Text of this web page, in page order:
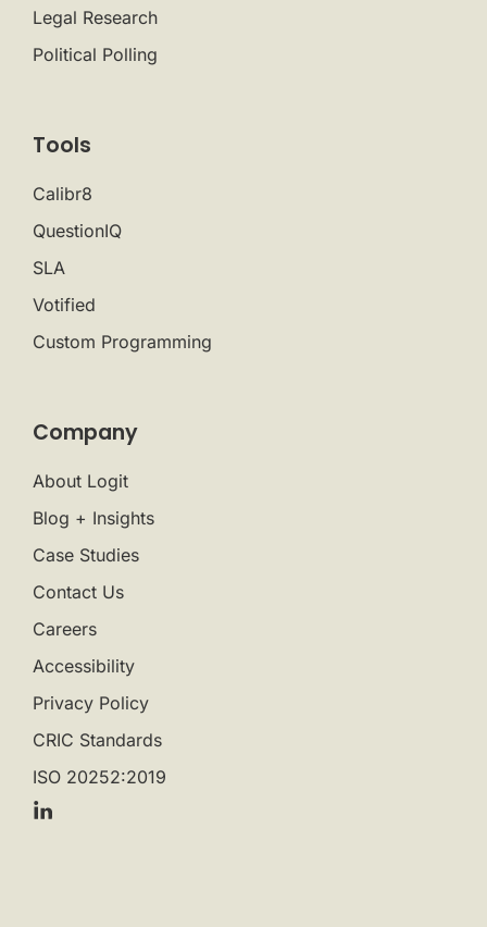
Legal Research
Political Polling
Tools
Calibr8
QuestionIQ
SLA
Votified
Custom Programming
Company
About Logit
Blog + Insights
Case Studies
Contact Us
Careers
Accessibility
Privacy Policy
CRIC Standards
ISO 20252:2019